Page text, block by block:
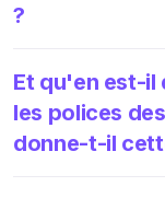
?
Et qu'en est-il
les polices
donne-t-il